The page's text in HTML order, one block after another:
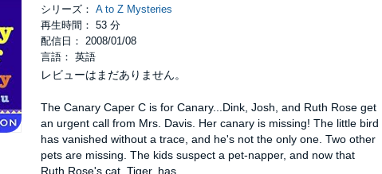
シリーズ： A to Z Mysteries
再生時間： 53 分
配信日： 2008/01/08
言語： 英語
レビューはまだありません。
The Canary Caper C is for Canary...Dink, Josh, and Ruth Rose get
an urgent call from Mrs. Davis. Her canary is missing! The little bird
has vanished without a trace, and he's not the only one. Two other
pets are missing. The kids suspect a pet-napper, and now that
Ruth Rose's cat, Tiger, has...